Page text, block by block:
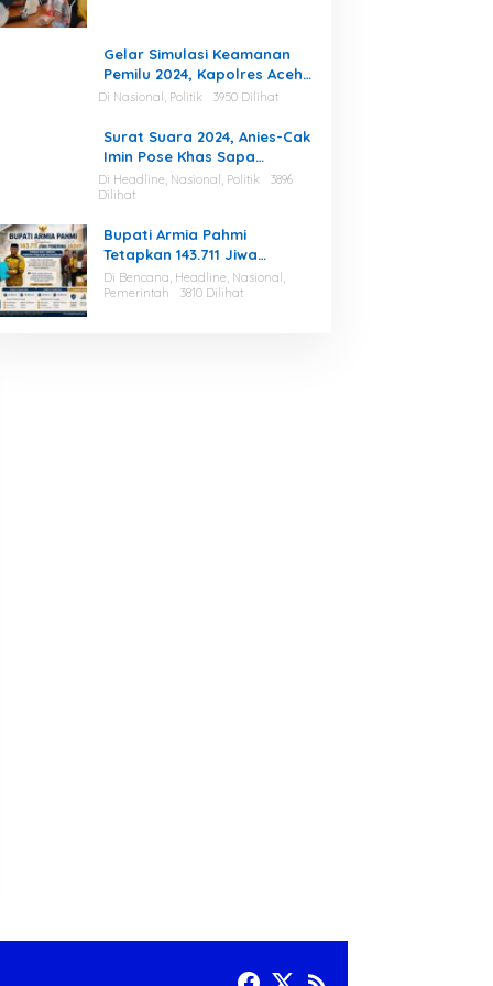
Gelar Simulasi Keamanan
Pemilu 2024, Kapolres Aceh
Tamiang : Selama Proses,
Menjaga Keamanan
Di Nasional, Politik 3950 Dilihat
Surat Suara 2024, Anies-Cak
Imin Pose Khas Sapa
Indonesia, Ini Maknanya
Di Headline, Nasional, Politik
3896
Dilihat
Bupati Armia Pahmi
Tetapkan 143.711 Jiwa
Penerima Jadup, Pemkab
Aceh Tamiang Percepat
Di Bencana, Headline, Nasional,
Pemerintah
3810 Dilihat